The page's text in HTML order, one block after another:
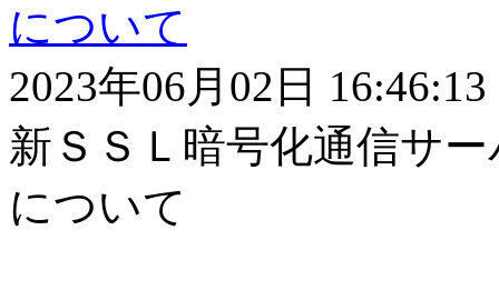
について
2023年06月02 日 16:46:13
新ＳＳＬ暗号化通信サ
について